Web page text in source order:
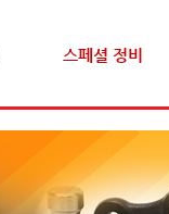
스페셜 정비